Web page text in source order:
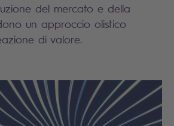
del mercato e della
un approccio olistico
di valore.